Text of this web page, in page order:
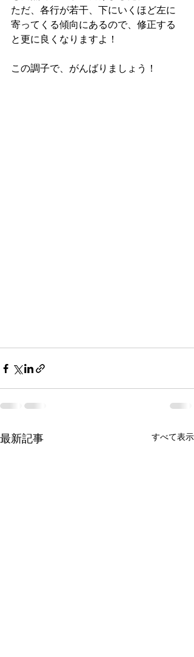
ただ、各行が若干、下にいくほど左に
寄ってくる傾向にあるので、修正する
と更に良くなりますよ！
この調子で、がんばりましょう！
最新記事 すべて表示